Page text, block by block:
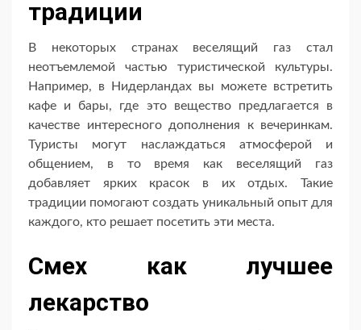
традиции
В некоторых странах веселящий газ стал
неотъемлемой частью туристической культуры.
Например, в Нидерландах вы можете встретить
кафе и бары, где это вещество предлагается в
качестве интересного дополнения к вечеринкам.
Туристы могут наслаждаться атмосферой и
общением, в то время как веселящий газ
добавляет ярких красок в их отдых. Такие
традиции помогают создать уникальный опыт для
каждого, кто решает посетить эти места.
Смех как лучшее
лекарство